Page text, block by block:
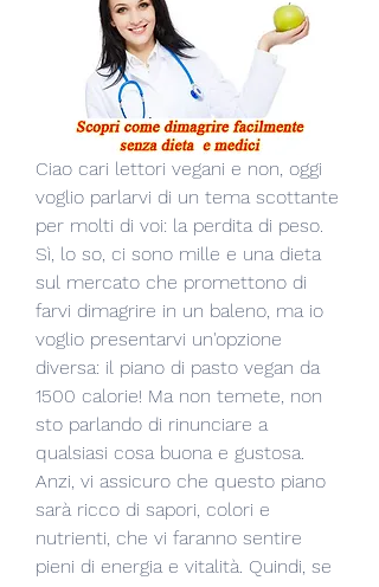
Ciao cari lettori vegani e non, oggi
voglio parlarvi di un tema scottante
per molti di voi: la perdita di peso.
Sì, lo so, ci sono mille e una dieta
sul mercato che promettono di
farvi dimagrire in un baleno, ma io
voglio presentarvi un'opzione
diversa: il piano di pasto vegan da
1500 calorie! Ma non temete, non
sto parlando di rinunciare a
qualsiasi cosa buona e gustosa.
Anzi, vi assicuro che questo piano
sarà ricco di sapori, colori e
nutrienti, che vi faranno sentire
pieni di energia e vitalità. Quindi, se